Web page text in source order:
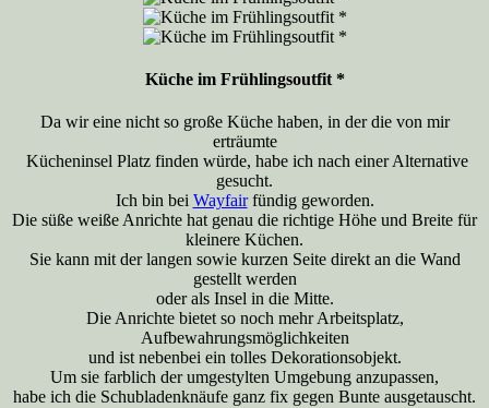
Küche im Frühlingsoutfit *
Da wir eine nicht so große Küche haben, in der die von mir
erträumte
Kücheninsel Platz finden würde, habe ich nach einer Alternative
gesucht.
Ich bin bei Wayfairfündig geworden.
Die süße weiße Anrichte hat genau die richtige Höhe und Breite für
kleinere Küchen.
Sie kann mit der langen sowie kurzen Seite direkt an die Wand
gestellt werden
oder als Insel in die Mitte.
Die Anrichte bietet so noch mehr Arbeitsplatz,
Aufbewahrungsmöglichkeiten
und ist nebenbei ein tolles Dekorationsobjekt.
Um sie farblich der umgestylten Umgebung anzupassen,
habe ich die Schubladenknäufe ganz fix gegen Bunte ausgetauscht.